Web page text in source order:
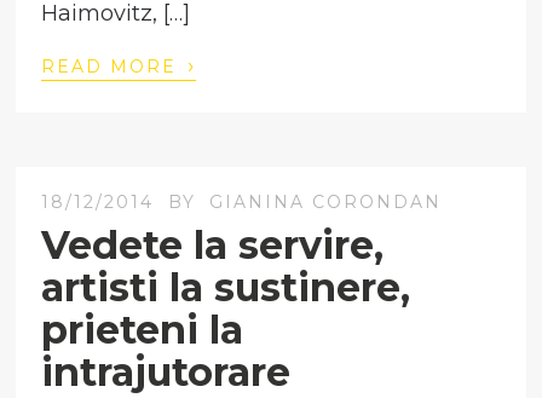
Haimovitz, […]
READ MORE ›
18/12/2014 BY GIANINA CORONDAN
Vedete la servire,
artisti la sustinere,
prieteni la
intrajutorare